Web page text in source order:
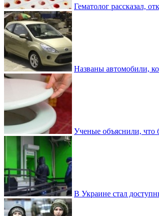
Гематолог рассказал,
Названы автомобили,
Ученые объяснили, что
В Украине стал